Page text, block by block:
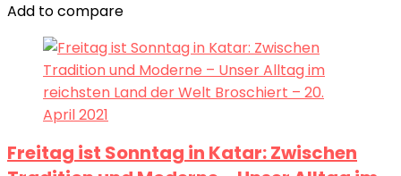
Add to compare
Freitag ist Sonntag in Katar: Zwischen